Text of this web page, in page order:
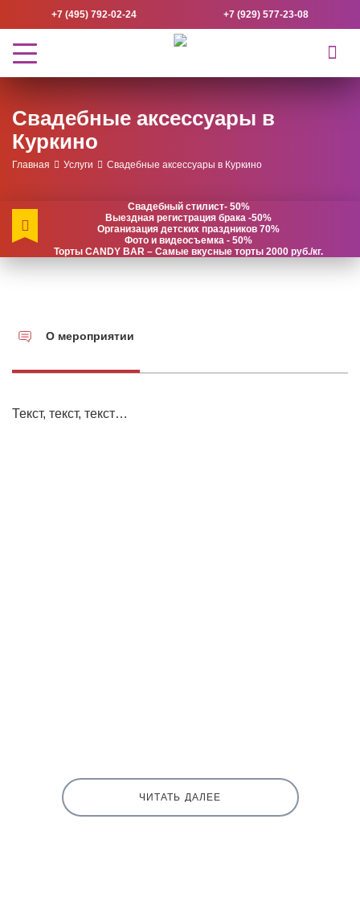
+7 (495) 792-02-24 +7 (929) 577-23-08
Свадебные аксессуары в
Куркино
Главная Услуги Свадебные аксессуары в Куркино
Свадебный стилист- 50%
Выездная регистрация брака -50%
Организация детских праздников 70%
Фото и видеосъемка - 50%
Торты CANDY BAR – Самые вкусные торты 2000 руб./кг.
О мероприятии
Текст, текст, текст…
ЧИТАТЬ ДАЛЕЕ